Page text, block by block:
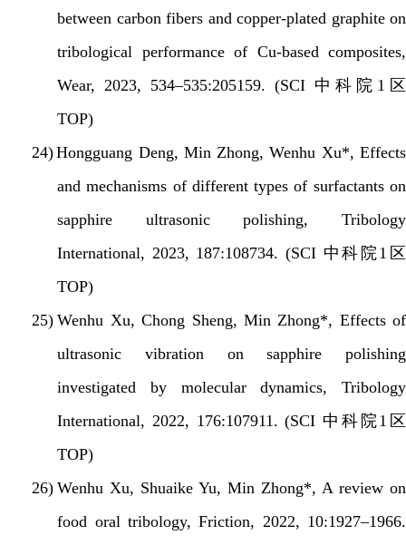
between carbon fibers and copper-plated graphite on
tribological performance of Cu-based composites,
Wear, 2023, 534–535:205159. (SCI 中科院 1 区
TOP)
24)Hongguang Deng, Min Zhong, Wenhu Xu*, Effects
and mechanisms of different types of surfactants on
sapphire ultrasonic polishing, Tribology
International, 2023, 187:108734. (SCI 中科院1 区
TOP)
25) Wenhu Xu, Chong Sheng, Min Zhong*, Effects of
ultrasonic vibration on sapphire polishing
investigated by molecular dynamics, Tribology
International, 2022, 176:107911. (SCI 中科院1 区
TOP)
26) Wenhu Xu, Shuaike Yu, Min Zhong*, A review on
food oral tribology, Friction, 2022, 10:1927–1966.